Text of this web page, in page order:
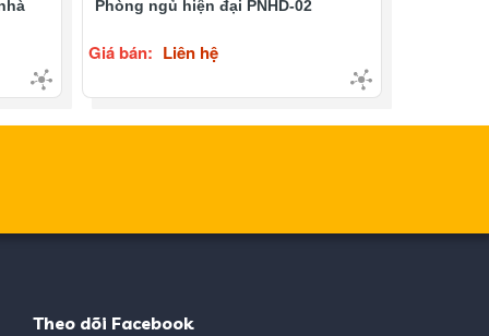
Phòng ngủ hiện đại PNHD-02
Giá bán: Liên hệ
Theo dõi Facebook